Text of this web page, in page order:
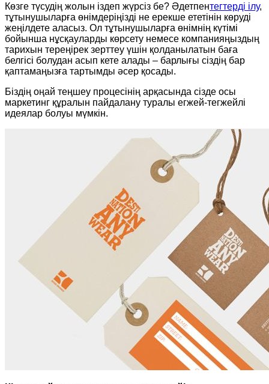
Көзге түсудің жолын іздеп жүрсіз бе? Әдетпентегтерді ілу,
тұтынушыларға өнімдеріңізді не ерекше ететінін көруді
жеңілдете аласыз. Ол тұтынушыларға өнімнің күтімі
бойынша нұсқауларды көрсету немесе компанияңыздың
тарихын тереңірек зерттеу үшін қолданылатын баға
белгісі болудан асып кете алады – барлығы сіздің бар
қаптамаңызға тартымды әсер қосады.
Біздің оңай теңшеу процесінің арқасында сізде осы
маркетинг құралын пайдалану туралы егжей-тегжейлі
идеялар болуы мүмкін.